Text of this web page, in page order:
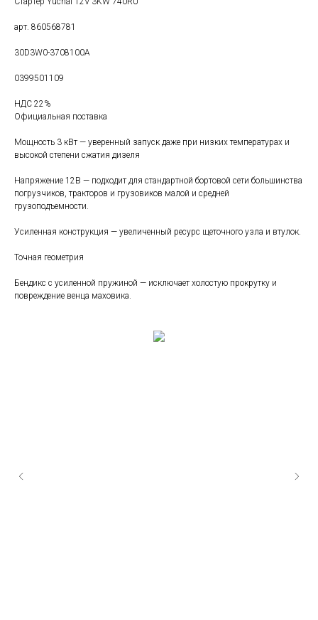
арт. 860568781
30D3W0-3708100A
0399501109
НДС 22%
Официальная поставка
Мощность 3 кВт — уверенный запуск даже при низких температурах и
высокой степени сжатия дизеля
Напряжение 12В — подходит для стандартной бортовой сети большинства
погрузчиков, тракторов и грузовиков малой и средней
грузоподъемности.
Усиленная конструкция — увеличенный ресурс щеточного узла и втулок.
Точная геометрия
Бендикс с усиленной пружиной — исключает холостую прокрутку и
повреждение венца маховика.